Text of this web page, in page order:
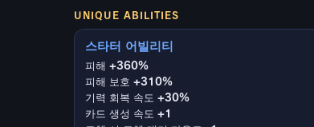
UNIQUE ABILITIES
스타터 어빌리티
피해 +360%
피해 보호 +310%
기력 회복 속도 +30%
카드 생성 속도 +1